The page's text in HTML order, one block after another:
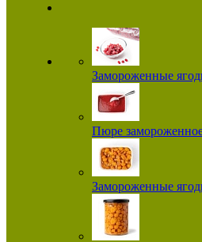
Замороженные
Пюре
Замороженные